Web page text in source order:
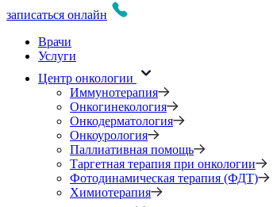
записаться онлайн
Врачи
Услуги
Центр онкологии
Иммунотерапия
Онкогинекология
Онкодерматология
Онкоурология
Паллиативная помощь
Таргетная терапия при онкологии
Фотодинамическая терапия (ФДТ)
Химиотерапия